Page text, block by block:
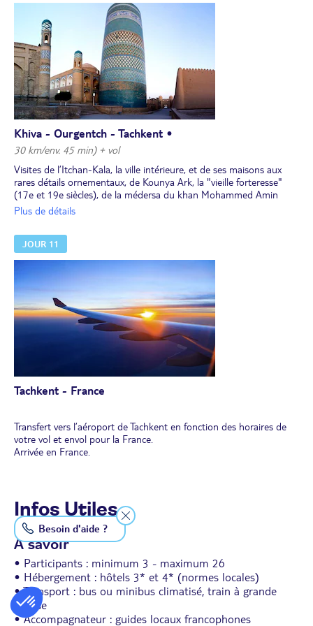
Khiva - Ourgentch - Tachkent •
30 km/env. 45 min) + vol
Visites de l’Itchan-Kala, la ville intérieure, et de ses maisons aux
rares détails ornementaux, de Kounya Ark, la "vieille forteresse"
(17e et 19e siècles), de la médersa du khan Mohammed Amin
(19e siècle), la plus grande de Khiva, et du mausolée de Sayid
1303. Puis, découvrez la mosquée avec son minaret Djouma, la
principale de Khiva, construite au 18e siècle.
Déjeuner en cours de visite.
Visite du palais Tach Khaouli, "le palais en pierre" datant du 19e
siècle, de la résidence des khans de Khiva (1838) et du mausolée
Pakhlavan Mahmoud (19e siècle).
Dîner d'adieu accompagné de danses khorezmiennes Lyazgui dans
une médersa.
Transfert à l'aéroport d'Ourgentch et envol vers Tachkent en soirée.
Nuit dans un hôtel à Tachkent.
Plus de détails
JOUR 11
Tachkent - France
Transfert vers l’aéroport de Tachkent en fonction des horaires de
votre vol et envol pour la France.
Arrivée en France.
Infos Utiles
À savoir
• Participants : minimum 3 - maximum 26
• Hébergement : hôtels 3* et 4* (normes locales)
• Transport : bus ou minibus climatisé, train à grande
vitesse
• Accompagnateur : guides locaux francophones
Besoin d'aide ?